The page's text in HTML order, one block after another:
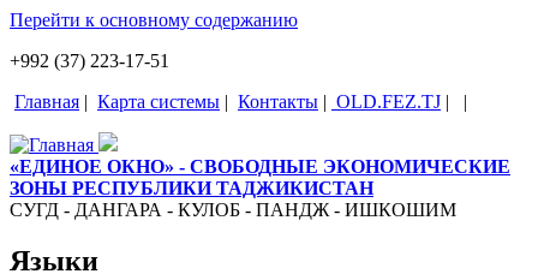
Перейти к основному содержанию
+992 (37) 223-17-51
Главная | Карта системы | Контакты | OLD.FEZ.TJ | |
«ЕДИНОЕ ОКНО» - СВОБОДНЫЕ ЭКОНОМИЧЕСКИЕ
ЗОНЫ РЕСПУБЛИКИ ТАДЖИКИСТАН
СУГД - ДАНГАРА - КУЛОБ - ПАНДЖ - ИШКОШИМ
Языки